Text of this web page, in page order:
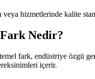
hizmetlerinde kalite
Nedir?
fark, endüstriye özgü
içerir.